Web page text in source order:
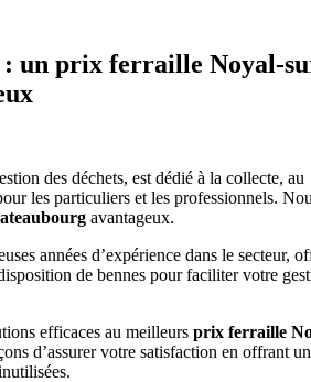
un prix ferraille Noyal-
des déchets, est dédié à la collecte, au
les particuliers et les professionnels.
avantageux.
années d’expérience dans le secteur,
de bennes pour faciliter votre
efficaces au meilleurs prix ferraille
d’assurer votre satisfaction en offrant un